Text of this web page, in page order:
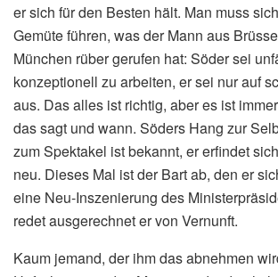
er sich für den Besten hält. Man muss
Gemüte führen, was der Mann aus
München rüber gerufen hat: Söder sei
konzeptionell zu arbeiten, er sei nur auf
aus. Das alles ist richtig, aber es ist
das sagt und wann. Söders Hang zur
zum Spektakel ist bekannt, er erfindet
neu. Dieses Mal ist der Bart ab, den er
eine Neu-Inszenierung des
redet ausgerechnet er von Vernunft.
Kaum jemand, der ihm das abnehmen